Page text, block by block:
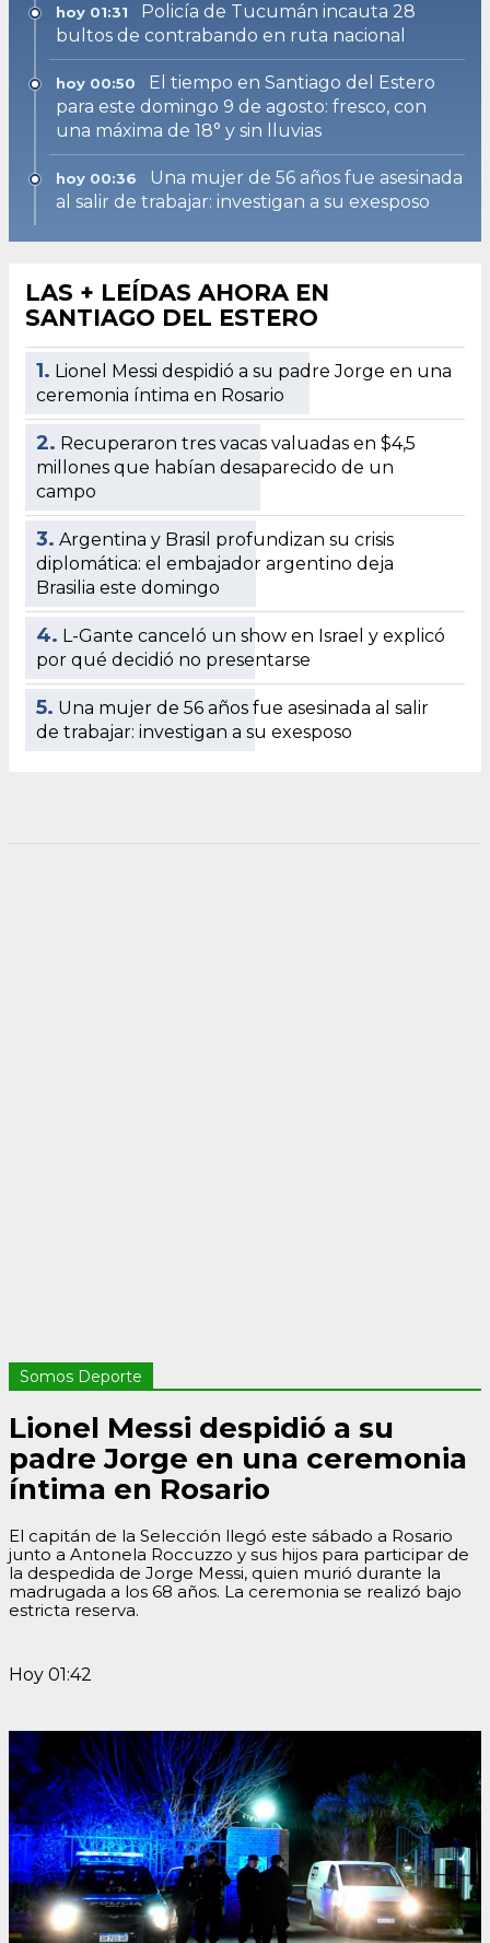
hoy 01:31
Policía de Tucumán incauta 28
bultos de contrabando en ruta nacional
hoy 00:50
El tiempo en Santiago del Estero
para este domingo 9 de agosto: fresco, con
una máxima de 18° y sin lluvias
hoy 00:36
Una mujer de 56 años fue asesinada
al salir de trabajar: investigan a su exesposo
LAS + LEÍDAS AHORA EN
SANTIAGO DEL ESTERO
1. Lionel Messi despidió a su padre Jorge en una
ceremonia íntima en Rosario
2. Recuperaron tres vacas valuadas en $4,5
millones que habían desaparecido de un
campo
3. Argentina y Brasil profundizan su crisis
diplomática: el embajador argentino deja
Brasilia este domingo
4. L-Gante canceló un show en Israel y explicó
por qué decidió no presentarse
5. Una mujer de 56 años fue asesinada al salir
de trabajar: investigan a su exesposo